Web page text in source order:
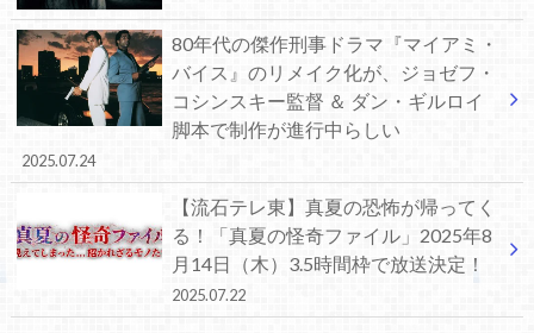
80年代の傑作刑事ドラマ『マイアミ・
バイス』のリメイク化が、ジョゼフ・
コシンスキー監督 ＆ ダン・ギルロイ
脚本で制作が進行中らしい
2025.07.24
【流石テレ東】真夏の恐怖が帰ってく
る！「真夏の怪奇ファイル」2025年8
月14日（木）3.5時間枠で放送決定！
2025.07.22